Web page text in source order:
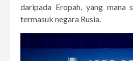
daripada Eropah, yang mana
termasuk negara Rusia.